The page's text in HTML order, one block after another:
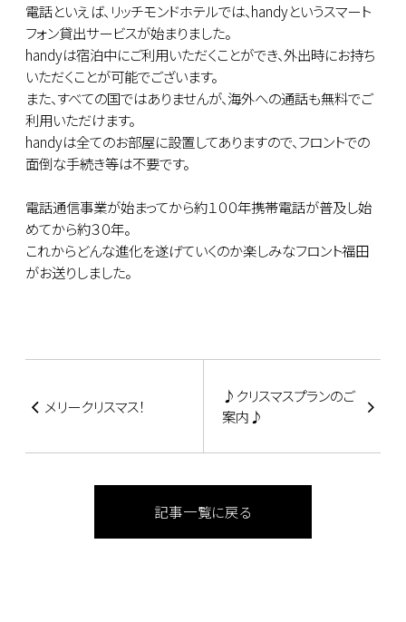
電話といえば、リッチモンドホテルでは、handyというスマート
フォン貸出サービスが始まりました。
handyは宿泊中にご利用いただくことができ、外出時にお持ち
いただくことが可能でございます。
また、すべての国ではありませんが、海外への通話も無料でご
利用いただけます。
handyは全てのお部屋に設置してありますので、フロントでの
面倒な手続き等は不要です。
電話通信事業が始まってから約１００年携帯電話が普及し始
めてから約３０年。
これからどんな進化を遂げていくのか楽しみなフロント福田
がお送りしました。
メリークリスマス！
♪クリスマスプランのご
案内♪
記事一覧に戻る